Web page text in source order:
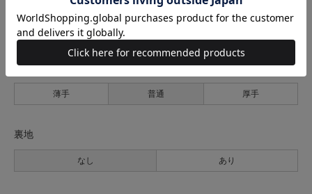
生地の厚さ
薄手 普通 厚手
裏地
なし あり